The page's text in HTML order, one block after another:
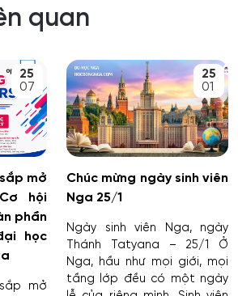
quan
25
07
mở
hội
phần
học
mở
25
01
Chúc mừng ngày sinh viên
Nga 25/1
Ngày sinh viên Nga, ngày
Thánh Tatyana – 25/1 Ở
Nga, hầu như mọi giới, mọi
tầng lớp đều có một ngày